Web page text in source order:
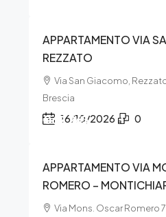
APPARTAMENTO VIA
REZZATO
Via San Giacomo,
Brescia
16/10/2026 0
€69.263
APPARTAMENTO VIA
ROMERO –
Via Mons. Oscar Romero